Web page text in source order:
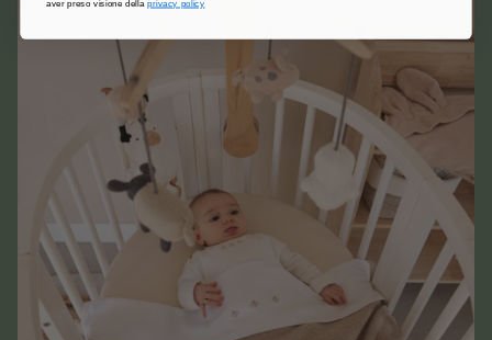
aver preso visione dellaprivacy policy